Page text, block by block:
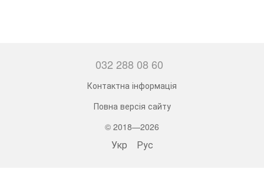
032 288 08 60
Контактна інформація
Повна версія сайту
© 2018—2026
Укр Рус